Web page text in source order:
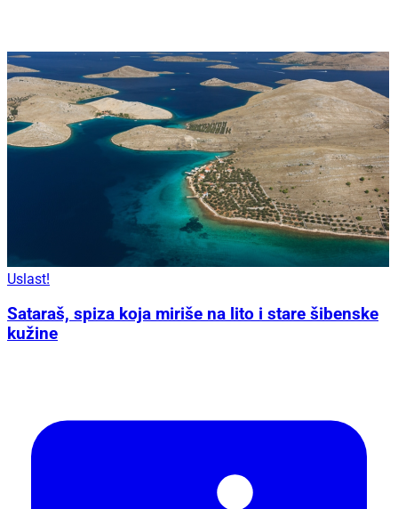
Uslast!
Sataraš, spiza koja miriše na lito i stare šibenske
kužine